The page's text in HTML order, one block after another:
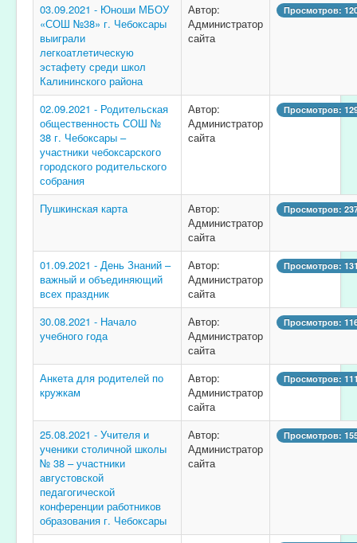
03.09.2021 - Юноши МБОУ
«СОШ №38» г. Чебоксары
выиграли
легкоатлетическую
эстафету среди школ
Калининского района
Автор:
Администратор
сайта
Просмотров:
02.09.2021 - Родительская
общественность СОШ №
38 г. Чебоксары –
участники чебоксарского
городского родительского
собрания
Автор:
Администратор
сайта
Просмотров:
Пушкинская карта
Автор:
Администратор
сайта
Просмотров:
01.09.2021 - День Знаний –
важный и объединяющий
всех праздник
Автор:
Администратор
сайта
Просмотров:
30.08.2021 - Начало
учебного года
Автор:
Администратор
сайта
Просмотров:
Анкета для родителей по
кружкам
Автор:
Администратор
сайта
Просмотров:
25.08.2021 - Учителя и
ученики столичной школы
№ 38 – участники
августовской
педагогической
конференции работников
образования г. Чебоксары
Автор:
Администратор
сайта
Просмотров: